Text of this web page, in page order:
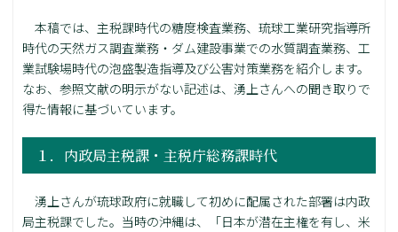
本稿では、主税課時代の糖度検査業務、琉球工業研究指導所
時代の天然ガス調査業務・ダム建設事業での水質調査業務、工
業試験場時代の泡盛製造指導及び公害対策業務を紹介します。
なお、参照文献の明示がない記述は、湧上さんへの聞き取りで
得た情報に基づいています。
１．内政局主税課・主税庁総務課時代
湧上さんが琉球政府に就職して初めに配属された部署は内政
局主税課でした。当時の沖縄は、「日本が潜在主権を有し、米